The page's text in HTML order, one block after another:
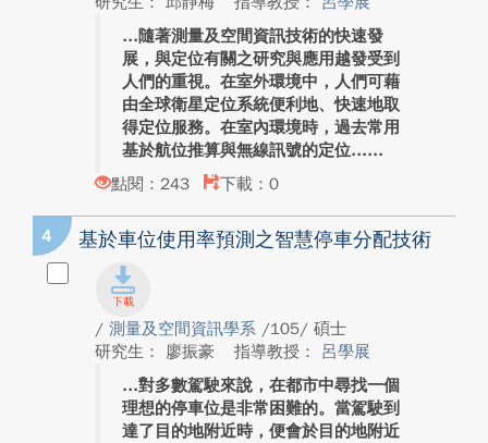
隨著測量及空間資訊技術的快速發
展，與定位有關之研究與應用越發受到
人們的重視。在室外環境中，人們可藉
由全球衛星定位系統便利地、快速地取
得定位服務。在室內環境時，過去常用
基於航位推算與無線訊號的定位...
點閱：243
下載：0
4 基於車位使用率預測之智慧停車分配技術
/ 測量及空間資訊學系 /105/ 碩士
研究生： 廖振豪
指導教授： 呂學展
對多數駕駛來說，在都市中尋找一個
理想的停車位是非常困難的。當駕駛到
達了目的地附近時，便會於目的地附近